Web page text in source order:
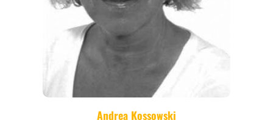
REISEFÜHRER
REISEMAGAZINE